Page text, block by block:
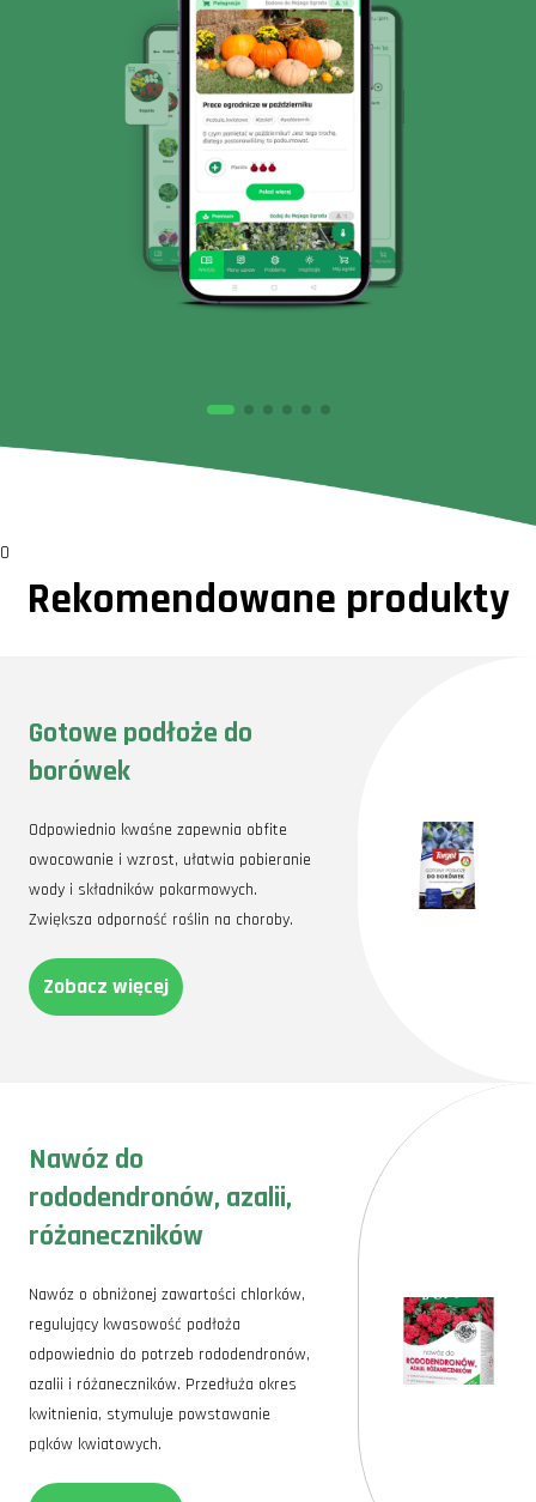
0
Rekomendowane produkty
Gotowe podłoże do
borówek
Odpowiednio kwaśne zapewnia obfite
owocowanie i wzrost, ułatwia pobieranie
wody i składników pokarmowych.
Zwiększa odporność roślin na choroby.
Zobacz więcej
Nawóz do
rododendronów, azalii,
różaneczników
Nawóz o obniżonej zawartości chlorków,
regulujący kwasowość podłoża
odpowiednio do potrzeb rododendronów,
azalii i różaneczników. Przedłuża okres
kwitnienia, stymuluje powstawanie
pąków kwiatowych.